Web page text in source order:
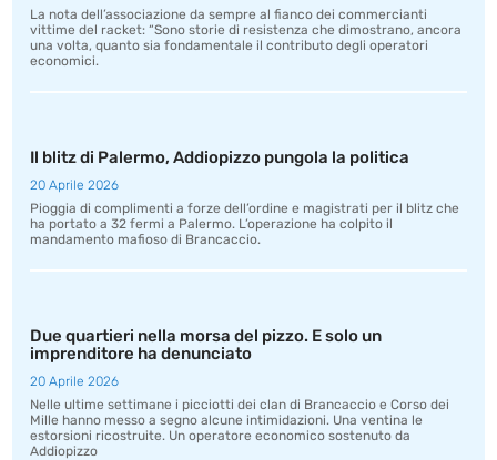
La nota dell’associazione da sempre al fianco dei commercianti
vittime del racket: “Sono storie di resistenza che dimostrano, ancora
una volta, quanto sia fondamentale il contributo degli operatori
economici.
Il blitz di Palermo, Addiopizzo pungola la politica
20 Aprile 2026
Pioggia di complimenti a forze dell’ordine e magistrati per il blitz che
ha portato a 32 fermi a Palermo. L’operazione ha colpito il
mandamento mafioso di Brancaccio.
Due quartieri nella morsa del pizzo. E solo un
imprenditore ha denunciato
20 Aprile 2026
Nelle ultime settimane i picciotti dei clan di Brancaccio e Corso dei
Mille hanno messo a segno alcune intimidazioni. Una ventina le
estorsioni ricostruite. Un operatore economico sostenuto da
Addiopizzo